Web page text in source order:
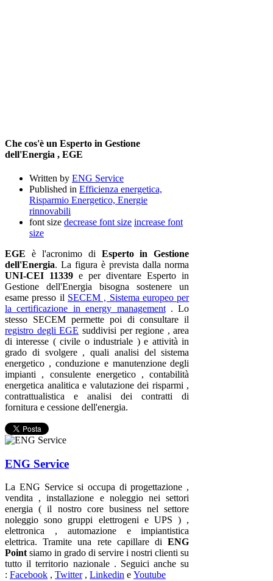
Che cos'è un Esperto in Gestione
dell'Energia , EGE
Written by ENG Service
Published in Efficienza energetica,
Risparmio Energetico, Energie
rinnovabili
font size decrease font size increase font
size
EGE è l'acronimo di Esperto in Gestione
dell'Energia. La figura è prevista dalla norma
UNI-CEI 11339 e per diventare Esperto in
Gestione dell'Energia bisogna sostenere un
esame presso il SECEM , Sistema europeo per
la certificazione in energy management. Lo
stesso SECEM permette poi di consultare il
registro degli EGE suddivisi per regione , area
di interesse ( civile o industriale ) e attività in
grado di svolgere , quali analisi del sistema
energetico , conduzione e manutenzione degli
impianti , consulente energetico , contabilità
energetica analitica e valutazione dei risparmi ,
contrattualistica e analisi dei contratti di
fornitura e cessione dell'energia.
ENG Service
La ENG Service si occupa di progettazione ,
vendita , installazione e noleggio nei settori
energia ( il nostro core business nel settore
noleggio sono gruppi elettrogeni e UPS ) ,
elettronica , automazione e impiantistica
elettrica. Tramite una rete capillare diENG
Pointsiamo in grado di servire i nostri clienti su
tutto il territorio nazionale . Seguici anche su
: Facebook , Twitter, Linkedin e Youtube